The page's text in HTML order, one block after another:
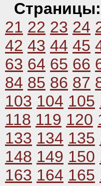
Страницы:
21 22 23 24
42 43 44 45
63 64 65 66
84 85 86 87
103 104 105
118 119 120
133 134 135
148 149 150
163 164 165